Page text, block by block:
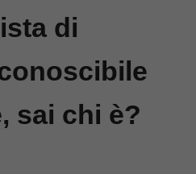
di
sai chi è?